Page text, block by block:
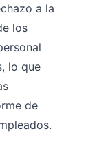
a la
los
lo que
de